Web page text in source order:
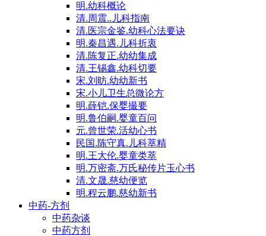
明.幼科概论
清.周震..儿科指南
清.医宗金鉴.幼科心法要诀
明.秦昌遇.儿科折衷
清.陈复正.幼幼集成
清.王锡鑫.幼科切要
宋.刘昉.幼幼新书
宋.小儿卫生总微论方
明.薛铠.保婴撮要
明.鲁伯嗣.婴童百问
元.曾世荣.活幼心书
民国.陈守真.儿科萃精
明.王大伦.婴童类萃
明.万密斋.万氏秘传片玉心书
清.文晟.慈幼便览
明.程云鹏.慈幼新书
中药-方剂
中药杂谈
中药方剂